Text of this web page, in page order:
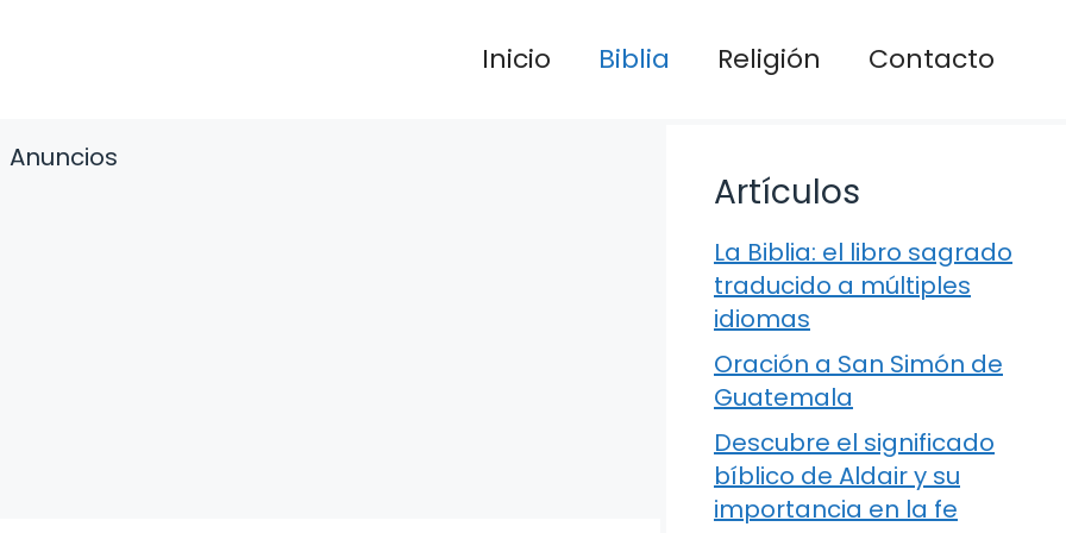
Inicio Biblia Religión Contacto
Anuncios
Artículos
La Biblia: el libro sagrado
traducido a múltiples
idiomas
Oración a San Simón de
Guatemala
Descubre el significado
bíblico de Aldair y su
importancia en la fe